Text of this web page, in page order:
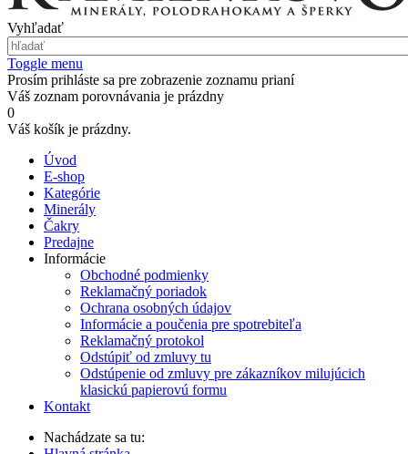
Vyhľadať
Toggle menu
Prosím prihláste sa pre zobrazenie zoznamu prianí
Váš zoznam porovnávania je prázdny
0
Váš košík je prázdny.
Úvod
E-shop
Kategórie
Minerály
Čakry
Predajne
Informácie
Obchodné podmienky
Reklamačný poriadok
Ochrana osobných údajov
Informácie a poučenia pre spotrebiteľa
Reklamačný protokol
Odstúpiť od zmluvy tu
Odstúpenie od zmluvy pre zákazníkov milujúcich
klasickú papierovú formu
Kontakt
Nachádzate sa tu: